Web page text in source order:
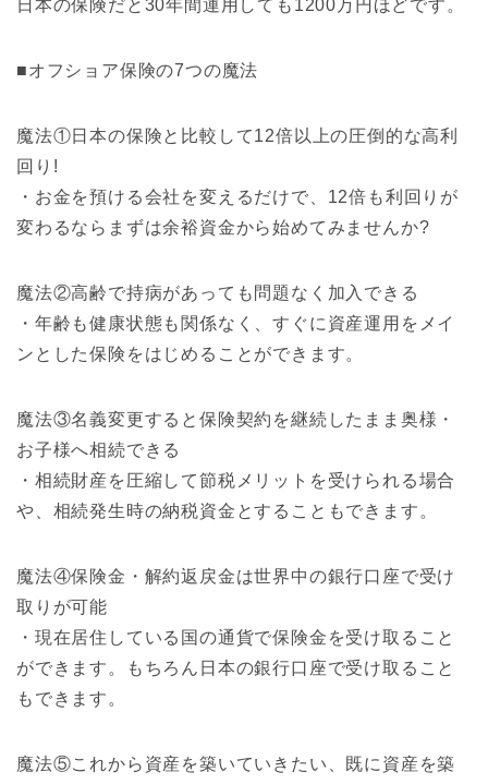
日本の保険だと30年間運用しても1200万円ほどです。
■オフショア保険の7つの魔法
魔法①日本の保険と比較して12倍以上の圧倒的な高利
回り!
・お金を預ける会社を変えるだけで、12倍も利回りが
変わるならまずは余裕資金から始めてみませんか?
魔法②高齢で持病があっても問題なく加入できる
・年齢も健康状態も関係なく、すぐに資産運用をメイ
ンとした保険をはじめることができます。
魔法③名義変更すると保険契約を継続したまま奥様・
お子様へ相続できる
・相続財産を圧縮して節税メリットを受けられる場合
や、相続発生時の納税資金とすることもできます。
魔法④保険金・解約返戻金は世界中の銀行口座で受け
取りが可能
・現在居住している国の通貨で保険金を受け取ること
ができます。もちろん日本の銀行口座で受け取ること
もできます。
魔法⑤これから資産を築いていきたい、既に資産を築